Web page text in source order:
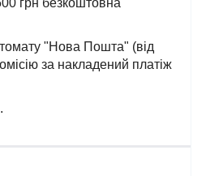
грн безкоштовна
"Нова Пошта" (від
за накладений платіж